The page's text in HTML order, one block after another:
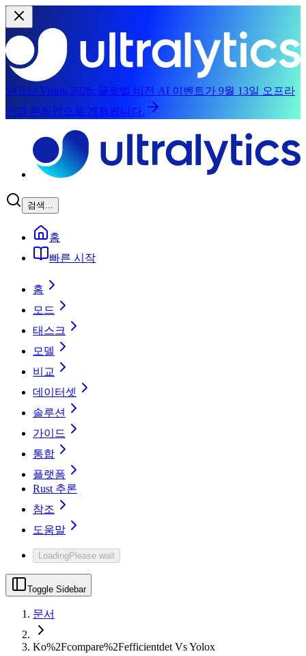
YOLO Vision 2026: 글로벌 비전 AI 이벤트가 9월 13일 오프라
인과 온라인으로 개최됩니다.
검색...
홈
빠른 시작
홈
모드
태스크
모델
비교
데이터셋
솔루션
가이드
통합
플랫폼
Rust 추론
참조
도움말
LoadingPlease wait
Toggle Sidebar
문서
Ko%2Fcompare%2Fefficientdet Vs Yolox